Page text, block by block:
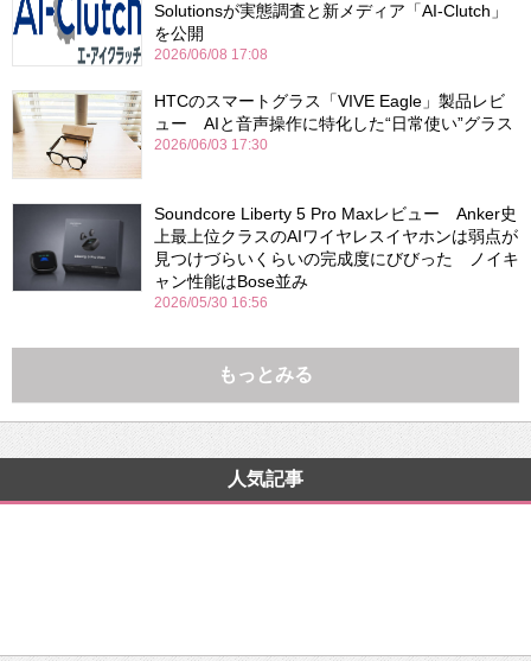
Solutionsが実態調査と新メディア「AI-Clutch」
を公開
2026/06/08 17:08
HTCのスマートグラス「VIVE Eagle」製品レビ
ュー AIと音声操作に特化した“日常使い”グラス
2026/06/03 17:30
Soundcore Liberty 5 Pro Maxレビュー Anker史
上最上位クラスのAIワイヤレスイヤホンは弱点が
見つけづらいくらいの完成度にびびった ノイキ
ャン性能はBose並み
2026/05/30 16:56
もっとみる
人気記事